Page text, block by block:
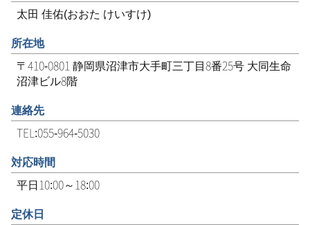
太田 佳佑(おおた けいすけ)
所在地
〒410-0801 静岡県沼津市大手町三丁目8番25号 大同生命
沼津ビル8階
連絡先
TEL:055-964-5030
対応時間
平日10:00～18:00
定休日